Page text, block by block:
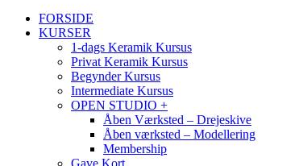
FORSIDE
KURSER
1-dags Keramik Kursus
Privat Keramik Kursus
Begynder Kursus
Intermediate Kursus
OPEN STUDIO +
Åben Værksted – Drejeskive
Åben værksted – Modellering
Membership
Gave Kort